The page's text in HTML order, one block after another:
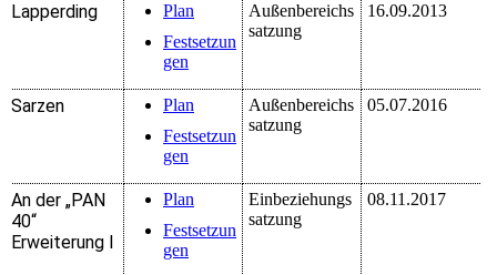
Lapperding
Plan
Festsetzun
gen
Außenbereichs
satzung
16.09.2013
Sarzen
Plan
Festsetzun
gen
Außenbereichs
satzung
05.07.2016
An der „PAN
40“
Erweiterung I
Plan
Festsetzun
gen
Einbeziehungs
satzung
08.11.2017